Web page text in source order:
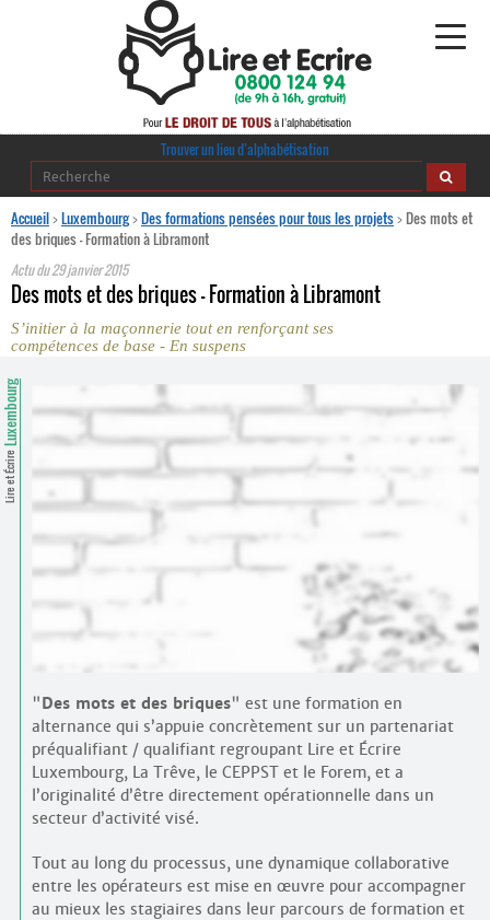
Alphabétisation
Comprendre et parler
Bienvenue en Belgique
Trouver un lieu d’alphabétisation
Accueil>Luxembourg>Des formations pensées pour tous les projets>Des mots et
des briques – Formation à Libramont
Actu du29 janvier 2015
Des mots et des briques – Formation à Libramont
S’initier à la maçonnerie tout en renforçant ses
compétences de base - En suspens
Lire et Écrire
Luxembourg
"Des mots et des briques" est une formation en
alternance qui s’appuie concrètement sur un partenariat
préqualifiant / qualifiant regroupant Lire et Écrire
Luxembourg, La Trêve, le CEPPST et le Forem, et a
l’originalité d’être directement opérationnelle dans un
secteur d’activité visé.
Tout au long du processus, une dynamique collaborative
entre les opérateurs est mise en œuvre pour accompagner
au mieux les stagiaires dans leur parcours de formation et